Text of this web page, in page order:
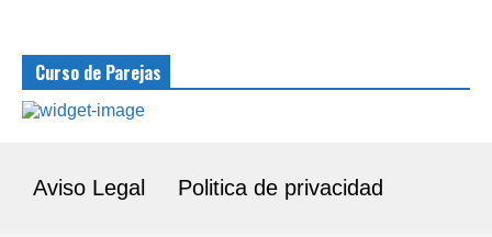
Curso de Parejas
Aviso Legal Politica de privacidad